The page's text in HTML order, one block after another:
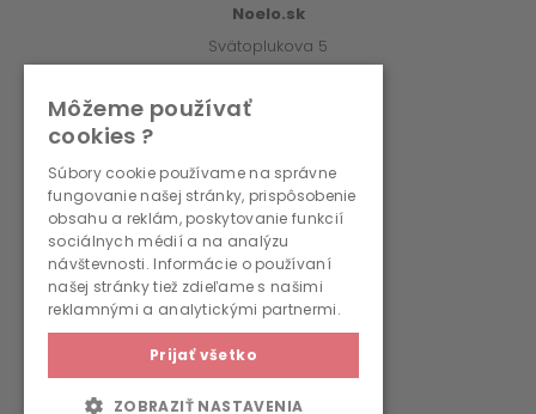
Noelo.sk
Svätoplukova 5
info@noelo.sk
PREVÁDZKOVATEĽ
WMS, s.r.o., r.s.p.
Svätoplukova 5
010 01 Žilina
IČ DPH: SK2022262792
Môžeme používať
cookies ?
Súbory cookie používame na správne
fungovanie našej stránky, prispôsobenie
obsahu a reklám, poskytovanie funkcií
sociálnych médií a na analýzu
návštevnosti. Informácie o používaní
našej stránky tiež zdieľame s našimi
reklamnými a analytickými partnermi.
Prijať všetko
ZOBRAZIŤ NASTAVENIA